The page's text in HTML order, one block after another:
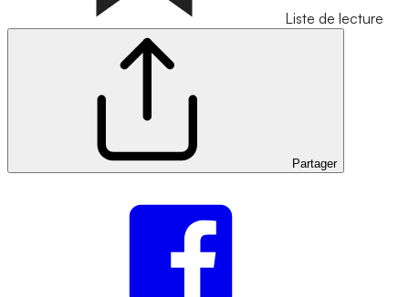
Liste de lecture
Partager